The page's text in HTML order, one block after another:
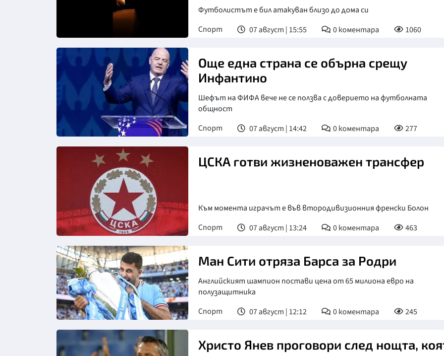
Футболистът е бил атакуван близо до дома си
Спорт
07 август | 15:55 0коментара 1060
Още една страна се обърна срещу
Инфантино
Шефът на ФИФА вече не се ползва с доверието на футболната
общност
Спорт
07 август | 14:42 0коментара 277
Снимка: БГНЕС
ЦСКА готви жизненоважен трансфер
Към момента играчът е във втородивизионния френски Болон
Спорт
07 август | 13:24 0коментара 463
Ман Сити отряза Барса за Родри
Английският шампион постави цена от 65 милиона евро на
полузащитника
Спорт
07 август | 12:12 0коментара 245
Христо Янев проговори след нощта,